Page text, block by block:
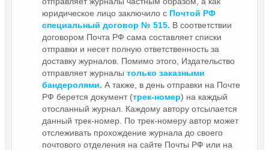
юридическое лицо заключило с Почтой РФ
специальный договор № 515. В соответствии
договором Почта РФ сама составляет списки
отправки и несет полную ответственность за
доставку журналов. Помимо этого, Издательство
отправляет журналы только заказными
бандеролями. А также, в день отправки на Почте
РФ берется документ (трек-номер) на каждый
отосланный журнал. Каждому автору отсылается
данный трек-номер. По трек-номеру автор может
отслеживать прохождение журнала до своего
почтового отделения на сайте Почты РФ или на